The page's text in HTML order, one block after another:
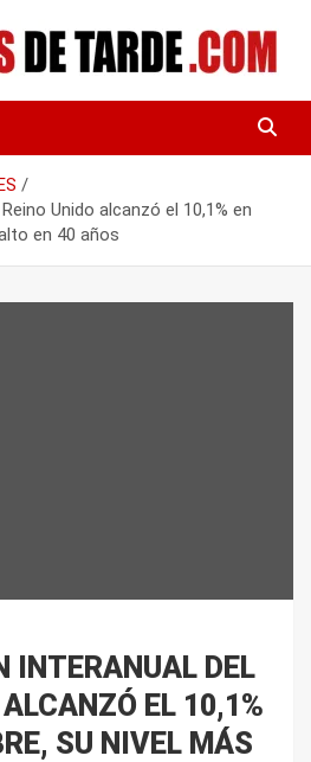
DE TARDE
Unido alcanzó el 10,1% en
en 40 años
INTERANUAL DEL
EL 10,1%
SU NIVEL MÁS